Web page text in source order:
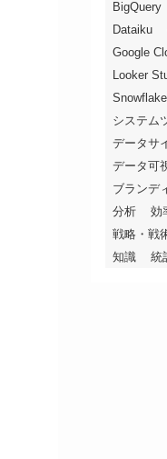
BigQuery
Dataiku
Google
Looker
Snowflake
システム
データサ
データ可
ブランデ
分析
効
戦略・戦
知識
統